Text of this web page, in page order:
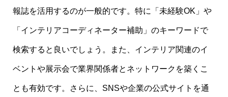
報誌を活用するのが一般的です。特に「未経験OK」や
「インテリアコーディネーター補助」のキーワードで
検索すると良いでしょう。また、インテリア関連のイ
ベントや展示会で業界関係者とネットワークを築くこ
とも有効です。さらに、SNSや企業の公式サイトを通